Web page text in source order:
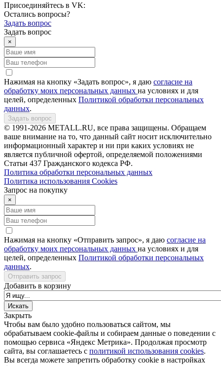
Присоединяйтесь в VK:
Остались вопросы?
Задать вопрос
Задать вопрос
×
Нажимая на кнопку «Задать вопрос», я даю согласие на
обработку моих персональных данных на условиях и для
целей, определенных Политикой обработки персональных
данных.
Задать вопрос
© 1991-2026 METALL.RU, все права защищены. Обращаем
ваше внимание на то, что данный сайт носит исключительно
информационный характер и ни при каких условиях не
является публичной офертой, определяемой положениями
Статьи 437 Гражданского кодекса РФ.
Политика обработки персональных данных
Политика использования Сookies
Запрос на покупку
×
Нажимая на кнопку «Отправить запрос», я даю согласие на
обработку моих персональных данных на условиях и для
целей, определенных Политикой обработки персональных
данных.
Отправить запрос
Добавить в корзину
Закрыть
Чтобы вам было удобно пользоваться сайтом, мы
обрабатываем cookie-файлы и собираем данные о поведении с
помощью сервиса «Яндекс Метрика». Продолжая просмотр
сайта, вы соглашаетесь с политикой использования cookies.
Вы всегда можете запретить обработку cookie в настройках